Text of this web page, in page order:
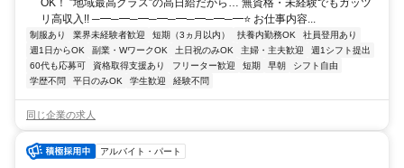
OK！ ”地域最高クラス”の高日給だから… 無資格・未経験でもガッツ
リ高収入!! ─━─━─━─━─━─━─━─━⭐ お仕事内容...
制服あり 業界未経験者歓迎 短期（3ヵ月以内） 扶養内勤務OK
社員登用あり
週1日からOK
副業・WワークOK 土日祝のみOK 主婦・主夫歓迎
週1シフト提出
60代も応募可
資格取得支援あり フリーター歓迎 短期 早朝
シフト自由
学歴不問
平日のみOK 学生歓迎 経験不問
同じ企業の求人
アルバイト・パート